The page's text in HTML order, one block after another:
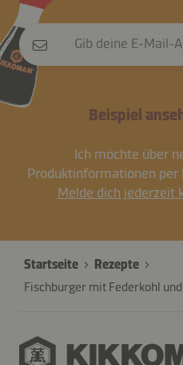
Gib deine E-Mail-
Beispiel
Ich möchte über
Produktinformationen
Melde dich jederzeit
Startseite
Rezepte
Fischburger mit Federkohl